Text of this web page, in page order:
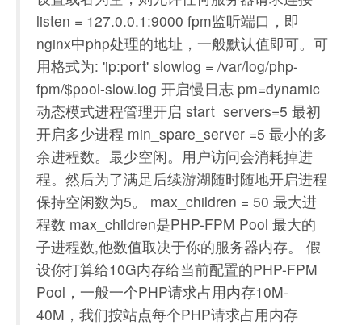
listen = 127.0.0.1:9000 fpm监听端口，即
nginx中php处理的地址，一般默认值即可。可
用格式为: 'ip:port' slowlog = /var/log/php-
fpm/$pool-slow.log 开启慢日志 pm=dynamic
动态模式进程管理开启 start_servers=5 最初
开启多少进程 min_spare_server =5 最小的多
余进程数。最少空闲。用户访问会消耗掉进
程。然后为了满足后续游湖随时随地开启进程
保持空闲数为5。 max_children = 50 最大进
程数 max_children是PHP-FPM Pool 最大的
子进程数,他数值取决于你的服务器内存。 假
设你打算给10G内存给当前配置的PHP-FPM
Pool，一般一个PHP请求占用内存10M-
40M，我们按站点每个PHP请求占用内存